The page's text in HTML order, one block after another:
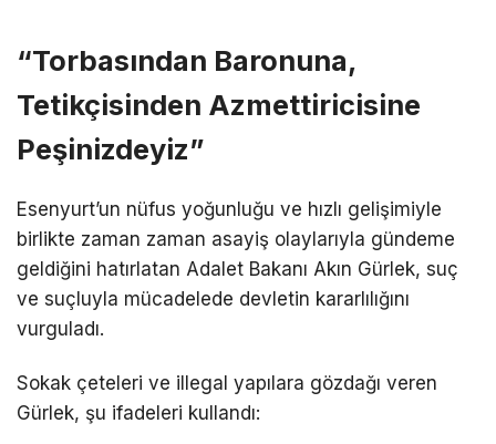
“Torbasından Baronuna,
Tetikçisinden Azmettiricisine
Peşinizdeyiz”
Esenyurt’un nüfus yoğunluğu ve hızlı gelişimiyle
birlikte zaman zaman asayiş olaylarıyla gündeme
geldiğini hatırlatan Adalet Bakanı Akın Gürlek, suç
ve suçluyla mücadelede devletin kararlılığını
vurguladı.
Sokak çeteleri ve illegal yapılara gözdağı veren
Gürlek, şu ifadeleri kullandı: